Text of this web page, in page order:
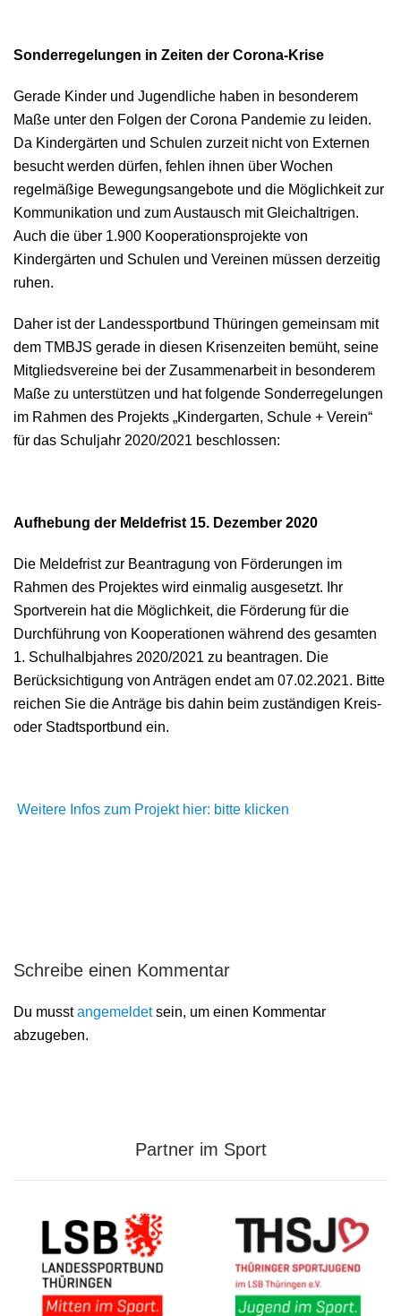
Sonderregelungen in Zeiten der Corona-Krise
Gerade Kinder und Jugendliche haben in besonderem
Maße unter den Folgen der Corona Pandemie zu leiden.
Da Kindergärten und Schulen zurzeit nicht von Externen
besucht werden dürfen, fehlen ihnen über Wochen
regelmäßige Bewegungsangebote und die Möglichkeit zur
Kommunikation und zum Austausch mit Gleichaltrigen.
Auch die über 1.900 Kooperationsprojekte von
Kindergärten und Schulen und Vereinen müssen derzeitig
ruhen.
Daher ist der Landessportbund Thüringen gemeinsam mit
dem TMBJS gerade in diesen Krisenzeiten bemüht, seine
Mitgliedsvereine bei der Zusammenarbeit in besonderem
Maße zu unterstützen und hat folgende Sonderregelungen
im Rahmen des Projekts „Kindergarten, Schule + Verein“
für das Schuljahr 2020/2021 beschlossen:
Aufhebung der Meldefrist 15. Dezember 2020
Die Meldefrist zur Beantragung von Förderungen im
Rahmen des Projektes wird einmalig ausgesetzt. Ihr
Sportverein hat die Möglichkeit, die Förderung für die
Durchführung von Kooperationen während des gesamten
1. Schulhalbjahres 2020/2021 zu beantragen. Die
Berücksichtigung von Anträgen endet am 07.02.2021. Bitte
reichen Sie die Anträge bis dahin beim zuständigen Kreis-
oder Stadtsportbund ein.
Weitere Infos zum Projekt hier: bitte klicken
Schreibe einen Kommentar
Du musstangemeldetsein, um einen Kommentar
abzugeben.
Partner im Sport